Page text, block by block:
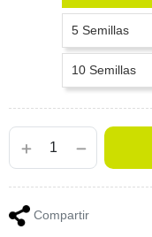
5 Semillas
10 Semillas
Compartir